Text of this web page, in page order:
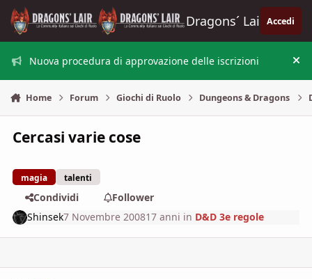
Vai al contenuto
Dragons´ Lair Accedi
Nuova procedura di approvazione delle iscrizioni
Home Forum Giochi di Ruolo Dungeons & Dragons
Cercasi varie cose
magia talenti
Condividi
Follower
Shinsek7 Novembre 200817 anni in D&D 3e regole